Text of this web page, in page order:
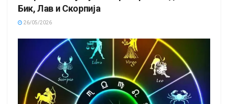
Бик, Лав и Скорпија
26/05/2026